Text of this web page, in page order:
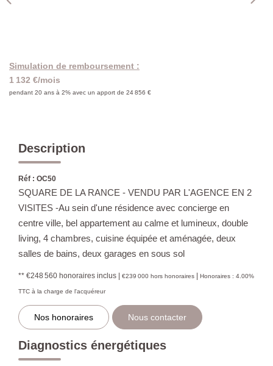
Simulation de remboursement :
1 132 €/mois
pendant 20 ans à 2% avec un apport de 24 856 €
Description
Réf : OC50
SQUARE DE LA RANCE - VENDU PAR L'AGENCE EN 2
VISITES -Au sein d'une résidence avec concierge en
centre ville, bel appartement au calme et lumineux, double
living, 4 chambres, cuisine équipée et aménagée, deux
salles de bains, deux garages en sous sol
** €248 560 honoraires inclus | €239 000 hors honoraires | Honoraires : 4.00%
TTC à la charge de l'acquéreur
Nos honoraires Nous contacter
Diagnostics énergétiques